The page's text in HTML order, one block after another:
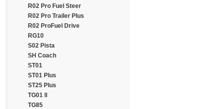
Debica
Deestone
Diamondback
Distance
Double Coin
Double Happiness
Double Road
Doublestar
Doupro
Drivemaster
Dunlop
R02 Pro Fuel Steer
R02 Pro Trailer Plus
R02 ProFuel Drive
RG10
S02 Pista
SH Coach
ST01
ST01 Plus
ST25 Plus
TG01 ll
TG85